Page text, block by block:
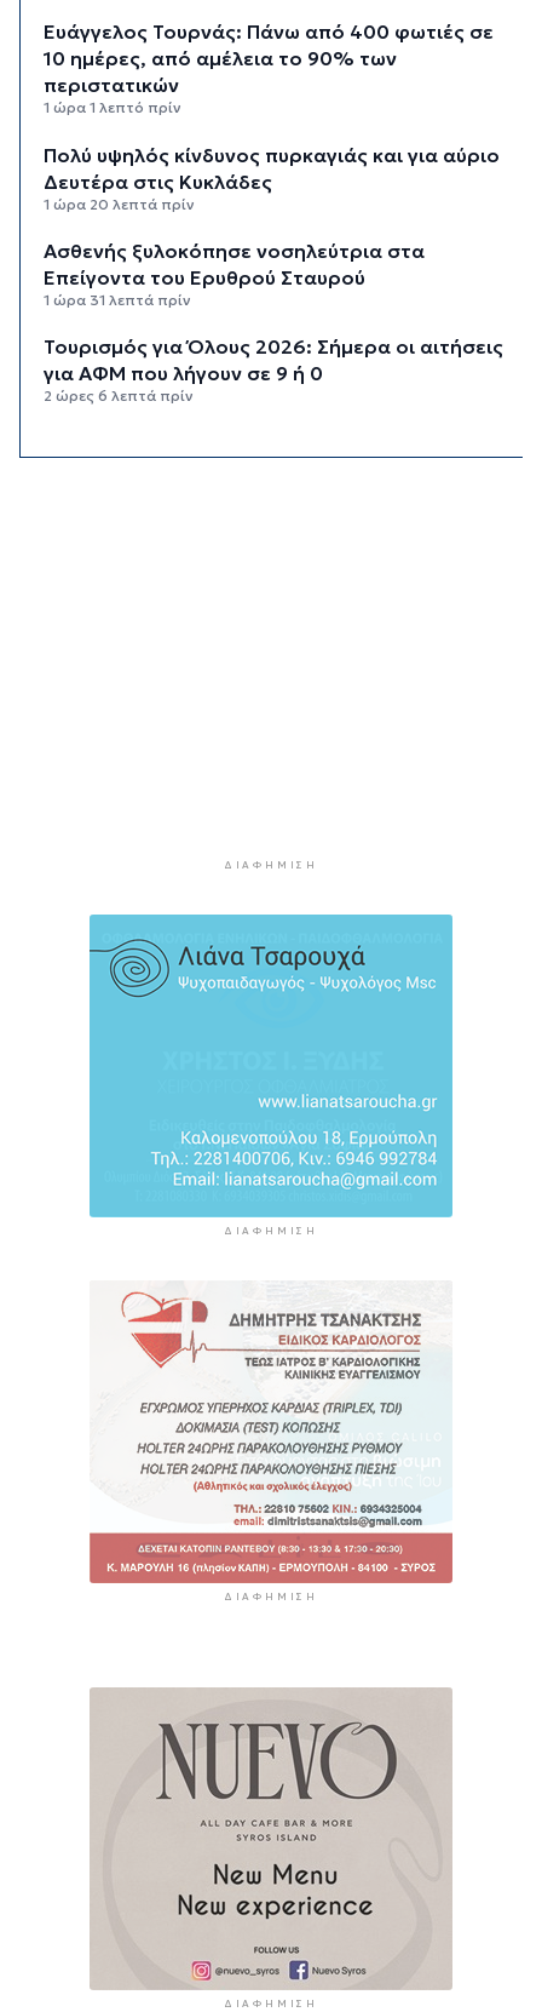
Ευάγγελος Τουρνάς: Πάνω από 400 φωτιές σε
10 ημέρες, από αμέλεια το 90% των
περιστατικών
1 ώρα 1 λεπτό πρίν
Πολύ υψηλός κίνδυνος πυρκαγιάς και για αύριο
Δευτέρα στις Κυκλάδες
1 ώρα 20 λεπτά πρίν
Ασθενής ξυλοκόπησε νοσηλεύτρια στα
Επείγοντα του Ερυθρού Σταυρού
1 ώρα 31 λεπτά πρίν
Τουρισμός για Όλους 2026: Σήμερα οι αιτήσεις
για ΑΦΜ που λήγουν σε 9 ή 0
2 ώρες 6 λεπτά πρίν
Πυρκαγιές: Τι πρέπει να κάνουν οι ταξιδιώτες
που έχουν προγραμματίσει διακοπές σε
πληγείσες περιοχές
5 ώρες 15 λεπτά πρίν
ΔΙΑΦΉΜΙΣΗ
ΔΙΑΦΉΜΙΣΗ
ΔΙΑΦΉΜΙΣΗ
ΔΙΑΦΉΜΙΣΗ